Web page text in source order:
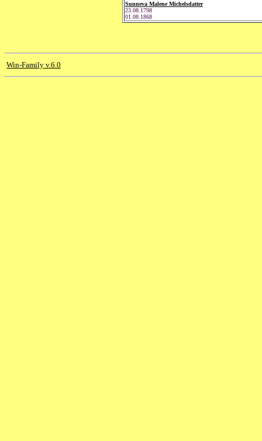
Sunneva Malene Michelsdatter
23.08.1798
01.08.1868
Win-Family v.6.0